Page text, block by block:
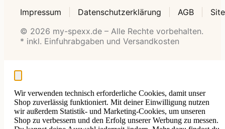
Impressum Datenschutzerklärung AGB
© 2026 my-spexx.de – Alle Rechte vorbehalten.
* inkl. Einfuhrabgaben und Versandkosten
Wir verwenden technisch erforderliche Cookies, damit unser
Shop zuverlässig funktioniert. Mit deiner Einwilligung nutzen
wir außerdem Statistik- und Marketing-Cookies, um unseren
Shop zu verbessern und den Erfolg unserer Werbung zu messen.